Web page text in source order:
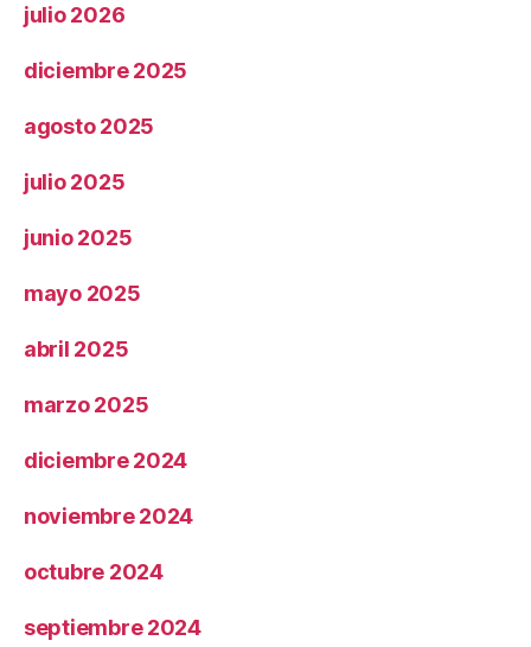
julio 2026
diciembre 2025
agosto 2025
julio 2025
junio 2025
mayo 2025
abril 2025
marzo 2025
diciembre 2024
noviembre 2024
octubre 2024
septiembre 2024